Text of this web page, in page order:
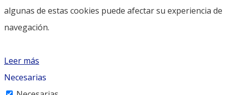
algunas de estas cookies puede afectar su experiencia de
navegación.
Leer más
Necesarias